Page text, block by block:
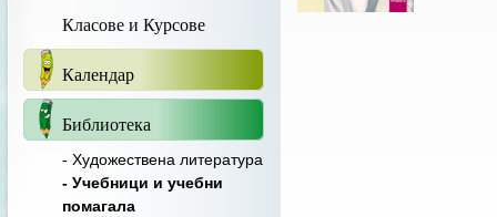
Класове и Курсове
Календар
Библиотека
- Художествена литература
- Учебници и учебни
помагала